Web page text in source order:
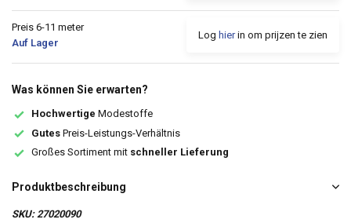
Preis 6-11 meter
Auf Lager
Log hierin om prijzen te zien
Was können Sie erwarten?
Hochwertige Modestoffe
Gutes Preis-Leistungs-Verhältnis
Großes Sortiment mit schneller Lieferung
Produktbeschreibung
SKU: 27020090